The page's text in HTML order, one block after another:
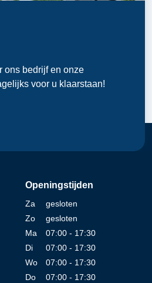
ons bedrijf en onze
voor u klaarstaan!
Openingstijden
Za
gesloten
Zo
gesloten
Ma
07:00 - 17:30
Di
07:00 - 17:30
Wo
07:00 - 17:30
Do
07:00 - 17:30